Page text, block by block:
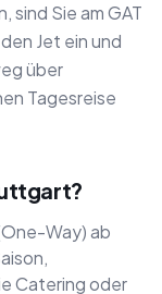
sind Sie am GAT
Jet ein und
über
Tagesreise
Way) ab
Catering oder